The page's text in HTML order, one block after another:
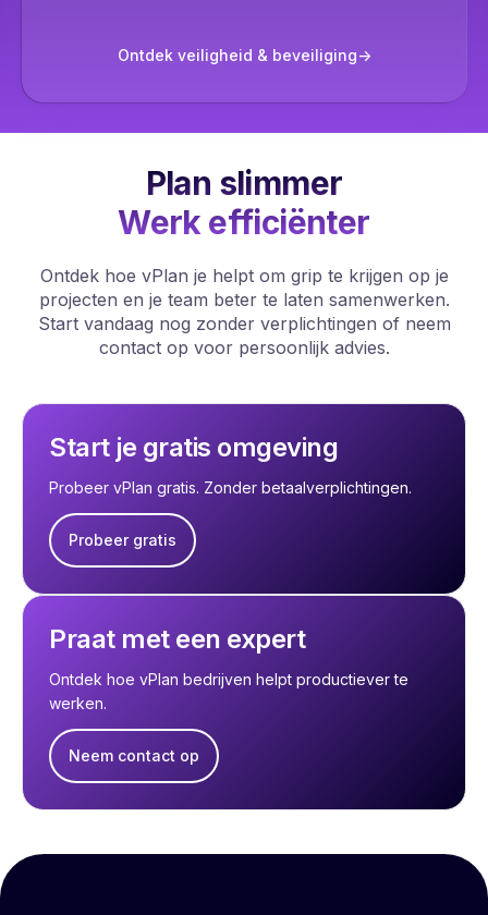
Ontdek veiligheid & beveiliging->
Plan slimmer
Werk efficiënter
Ontdek hoe vPlan je helpt om grip te krijgen op je
projecten en je team beter te laten samenwerken.
Start vandaag nog zonder verplichtingen of neem
contact op voor persoonlijk advies.
Start je gratis omgeving
Probeer vPlan gratis. Zonder betaalverplichtingen.
Probeer gratis
Praat met een expert
Ontdek hoe vPlan bedrijven helpt productiever te
werken.
Neem contact op